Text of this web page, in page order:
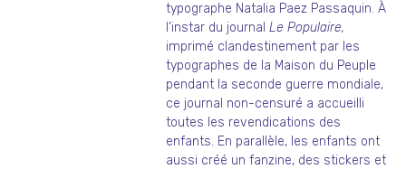
typographe Natalia Paez Passaquin. À
l’instar du journalLe Populaire,
imprimé clandestinement par les
typographes de la Maison du Peuple
pendant la seconde guerre mondiale,
ce journal non-censuré a accueilli
toutes les revendications des
enfants. En parallèle, les enfants ont
aussi créé un fanzine, des stickers et